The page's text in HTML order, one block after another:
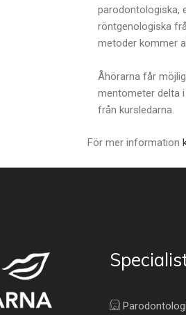
parodontologiska,
röntgenologiska
metoder kommer
Åhörarna får
mentometer delta
från kursledarna.
För mer information
Parodontologi